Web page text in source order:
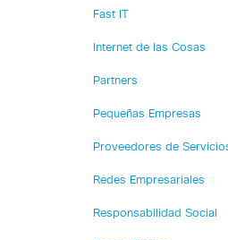
Fast IT
Internet de las Cosas
Partners
Pequeñas Empresas
Proveedores de
Redes Empresariales
Responsabilidad Social